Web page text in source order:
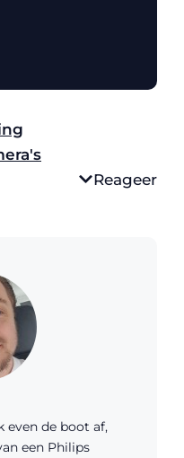
Reageer
even de boot af,
een Philips